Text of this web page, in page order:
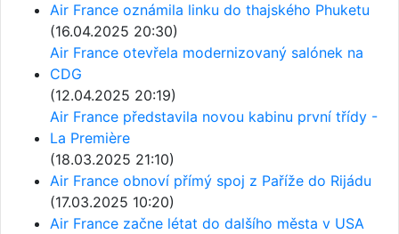
Air France oznámila linku do thajského Phuketu
(16.04.2025 20:30)
Air France otevřela modernizovaný salónek na
CDG
(12.04.2025 20:19)
Air France představila novou kabinu první třídy -
La Première
(18.03.2025 21:10)
Air France obnoví přímý spoj z Paříže do Rijádu
(17.03.2025 10:20)
Air France začne létat do dalšího města v USA